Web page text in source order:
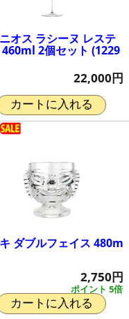
オス ラシーヌ レステ
460ml 2個セット (1229
22,000円
カートに入れる
ダブルフェイス 480m
ポイント 5倍
2,750円
カートに入れる